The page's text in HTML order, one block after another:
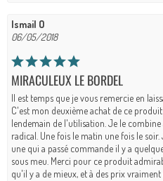
Ismail O
06/05/2018
MIRACULEUX LE BORDEL
Il est temps que je vous remercie en
C'est mon deuxième achat de ce
lendemain de l'utilisation. Je le
radical. Une fois le matin une fois le
une qui a passé commande il y a
sous meu. Merci pour ce produit
qu'il y a de mieux, et à des prix